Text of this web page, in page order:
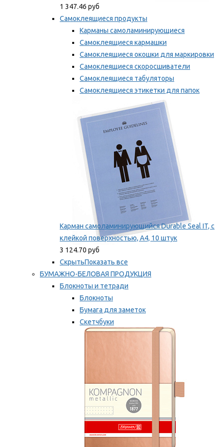
1 347.46 руб
Самоклеящиеся продукты
Карманы самоламинирующиеся
Самоклеящиеся кармашки
Самоклеящиеся окошки для маркировки
Самоклеящиеся скоросшиватели
Самоклеящиеся табуляторы
Самоклеящиеся этикетки для папок
Таблички для маркировки
Мы рекомендуем
Карман самоламинирующийся Durable Seal IT, с
клейкой поверхностью, A4, 10 штук
3 124.70 руб
СкрытьПоказать все
БУМАЖНО-БЕЛОВАЯ ПРОДУКЦИЯ
Блокноты и тетради
Блокноты
Бумага для заметок
Скетчбуки
Тетради